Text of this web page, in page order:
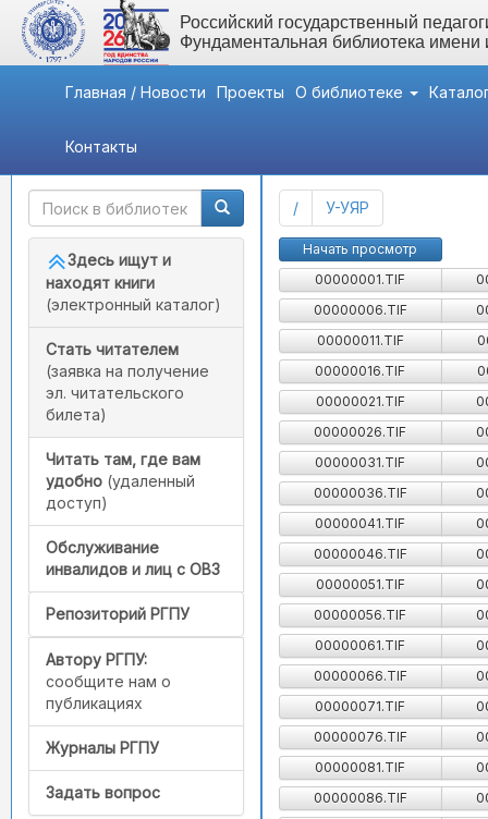
Российский государственный
Фундаментальная библиотека
Главная / Новости Проекты О библиотеке
Контакты
Быстрый доступ
Здесь ищут и
находят книги
(электронный каталог)
Стать читателем
(заявка на получение
эл. читательского
билета)
Читать там, где вам
удобно (удаленный
доступ)
Обслуживание
инвалидов и лиц с ОВЗ
Репозиторий РГПУ
Автору РГПУ:
сообщите нам о
публикациях
Журналы РГПУ
Задать вопрос
/(current)
У-УЯР
Начать просмотр
00000001.TIF
00000006.TIF
00000011.TIF
00000016.TIF
00000021.TIF
00000026.TIF
00000031.TIF
00000036.TIF
00000041.TIF
00000046.TIF
00000051.TIF
00000056.TIF
00000061.TIF
00000066.TIF
00000071.TIF
00000076.TIF
00000081.TIF
00000086.TIF